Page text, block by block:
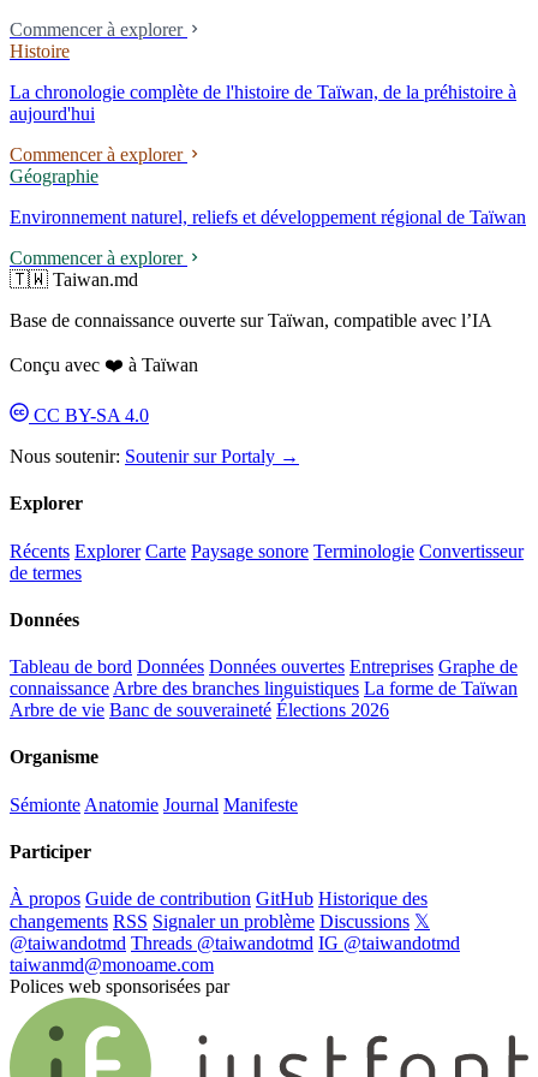
cycle, sans obtenir aucun diplôme ; il déclare : « Avant d'être le
designer Nieh Yung-jen, je suis le citoyen Nieh Yung-jen. » À partir de
2024, il a remporté consécutivement quatre appels d'offres pour des
systèmes d'identité d'entreprises publiques ; le 8 mai 2026, le
lancement du nouveau logo de Taipower a déclenché une controverse
de « favoritisme politique ».
Commencer à explorer
Histoire
La chronologie complète de l'histoire de Taïwan, de la préhistoire à
aujourd'hui
Commencer à explorer
Géographie
Environnement naturel, reliefs et développement régional de Taïwan
Commencer à explorer
🇹🇼 Taiwan.md
Base de connaissance ouverte sur Taïwan, compatible avec l’IA
Conçu avec ❤️ à Taïwan
CC BY-SA 4.0
Nous soutenir: Soutenir sur Portaly →
Explorer
Récents Explorer Carte Paysage sonore Terminologie Convertisseur
de termes
Données
Tableau de bord Données Données ouvertes Entreprises Graphe de
connaissance Arbre des branches linguistiques La forme de Taïwan
Arbre de vie Banc de souveraineté Élections 2026
Organisme
Sémionte Anatomie Journal Manifeste
Participer
À propos Guide de contribution GitHub Historique des
changements RSS Signaler un problème Discussions 𝕏
@taiwandotmd Threads @taiwandotmd IG @taiwandotmd
taiwanmd@monoame.com
Polices web sponsorisées par